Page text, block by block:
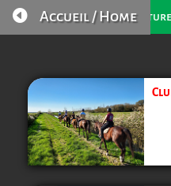
Loisirs
 Accueil / Home